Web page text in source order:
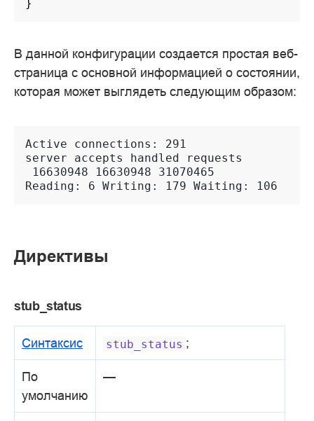
}
В данной конфигурации создается простая веб-
страница с основной информацией о состоянии,
которая может выглядеть следующим образом:
Active connections: 291
server accepts handled requests
16630948 16630948 31070465
Reading: 6 Writing: 179 Waiting: 106
Директивы
stub_status
Синтаксис stub_status ;
По
умолчанию
—